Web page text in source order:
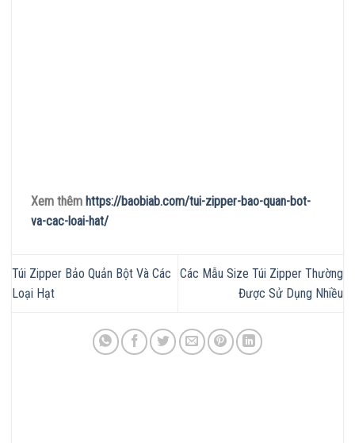
Xem thêm https://baobiab.com/tui-zipper-bao-quan-bot-
va-cac-loai-hat/
Túi Zipper Bảo Quản Bột Và Các
Loại Hạt
Các Mẫu Size Túi Zipper Thường
Được Sử Dụng Nhiều